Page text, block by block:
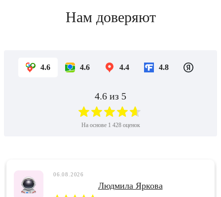
Нам доверяют
4.6 4.6 4.4 4.8
4.6 из 5
На основе 1 428оценок
06.08.2026
Людмила Яркова